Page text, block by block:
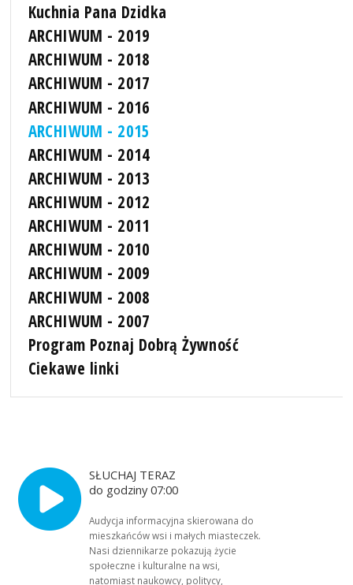
Kuchnia Pana Dzidka
ARCHIWUM - 2019
ARCHIWUM - 2018
ARCHIWUM - 2017
ARCHIWUM - 2016
ARCHIWUM - 2015
ARCHIWUM - 2014
ARCHIWUM - 2013
ARCHIWUM - 2012
ARCHIWUM - 2011
ARCHIWUM - 2010
ARCHIWUM - 2009
ARCHIWUM - 2008
ARCHIWUM - 2007
Program Poznaj Dobrą Żywność
Ciekawe linki
SŁUCHAJ TERAZ
do godziny 07:00
Audycja informacyjna skierowana do
mieszkańców wsi i małych miasteczek.
Nasi dziennikarze pokazują życie
społeczne i kulturalne na wsi,
natomiast naukowcy, politycy,